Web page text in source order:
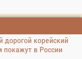
дорогой корейский
покажут в России